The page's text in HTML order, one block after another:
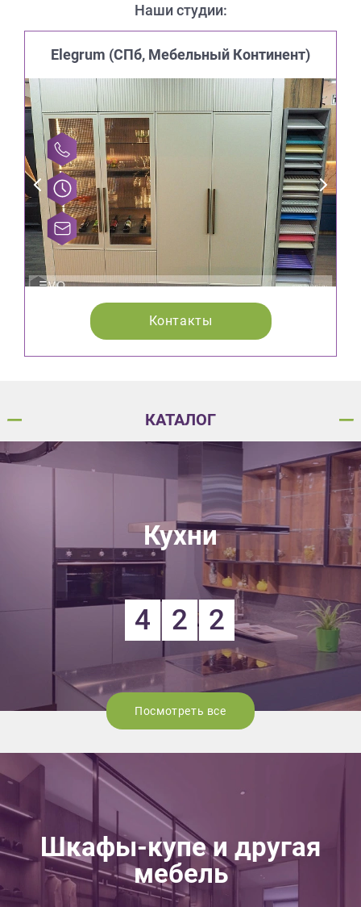
Наши студии:
Elegrum (CПб, Мебельный Континент)
Контакты
КАТАЛОГ
Кухни
4 2 2
Посмотреть все
Шкафы-купе и другая
мебель